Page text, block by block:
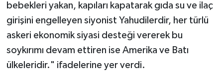
bebekleri yakan, kapıları kapatarak gıda su ve ilaç
girişini engelleyen siyonist Yahudilerdir, her türlü
askeri ekonomik siyasi desteği vererek bu
soykırımı devam ettiren ise Amerika ve Batı
ülkeleridir." ifadelerine yer verdi.